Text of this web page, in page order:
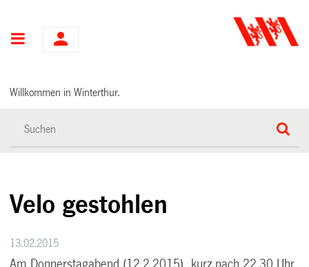
Hauptnavigation
Willkommen in Winterthur.
Velo gestohlen
13.02.2015
Am Donnerstagabend (12.2.2015), kurz nach 22.30 Uhr